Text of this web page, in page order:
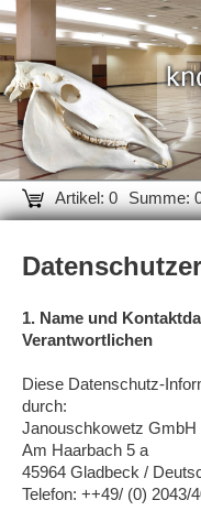
Artikel: 0 Summe:
1. Name und
Verantwortlichen
Diese Datenschutz-
durch:
Janouschkowetz GmbH
Am Haarbach 5 a
45964 Gladbeck /
Telefon: ++49/ (0) 2043/